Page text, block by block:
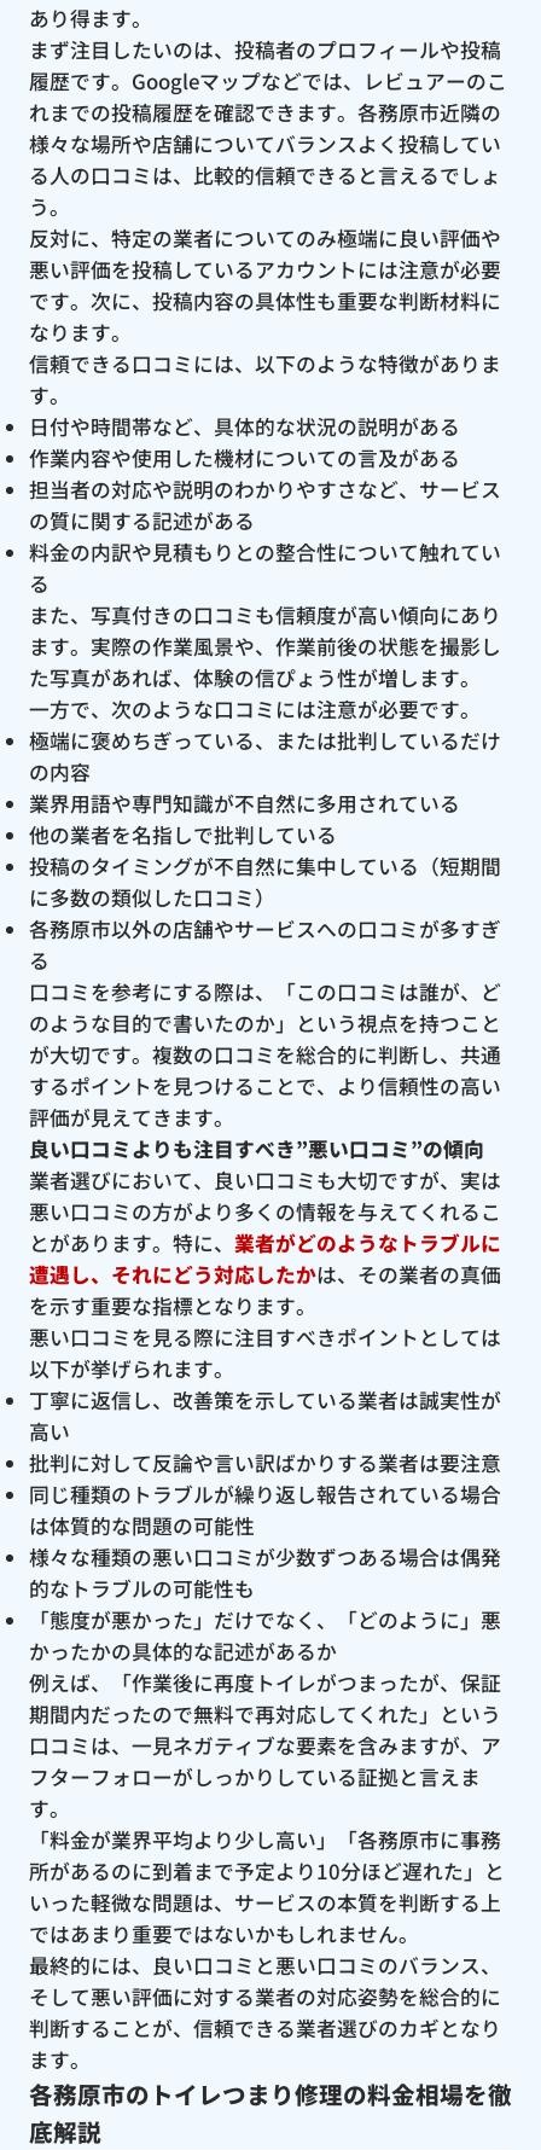
あり得ます。
まず注目したいのは、投稿者のプロフィールや投稿
履歴です。Googleマップなどでは、レビュアーのこ
れまでの投稿履歴を確認できます。各務原市近隣の
様々な場所や店舗についてバランスよく投稿してい
る人の口コミは、比較的信頼できると言えるでしょ
う。
反対に、特定の業者についてのみ極端に良い評価や
悪い評価を投稿しているアカウントには注意が必要
です。次に、投稿内容の具体性も重要な判断材料に
なります。
信頼できる口コミには、以下のような特徴がありま
す。
日付や時間帯など、具体的な状況の説明がある
作業内容や使用した機材についての言及がある
担当者の対応や説明のわかりやすさなど、サービス
の質に関する記述がある
料金の内訳や見積もりとの整合性について触れてい
る
また、写真付きの口コミも信頼度が高い傾向にあり
ます。実際の作業風景や、作業前後の状態を撮影し
た写真があれば、体験の信ぴょう性が増します。
一方で、次のような口コミには注意が必要です。
極端に褒めちぎっている、または批判しているだけ
の内容
業界用語や専門知識が不自然に多用されている
他の業者を名指しで批判している
投稿のタイミングが不自然に集中している（短期間
に多数の類似した口コミ）
各務原市以外の店舗やサービスへの口コミが多すぎ
る
口コミを参考にする際は、「この口コミは誰が、ど
のような目的で書いたのか」という視点を持つこと
が大切です。複数の口コミを総合的に判断し、共通
するポイントを見つけることで、より信頼性の高い
評価が見えてきます。
良い口コミよりも注目すべき”悪い口コミ”の傾向
業者選びにおいて、良い口コミも大切ですが、実は
悪い口コミの方がより多くの情報を与えてくれるこ
とがあります。特に、 業者がどのようなトラブルに
遭遇し、それにどう対応したかは、その業者の真価
を示す重要な指標となります。
悪い口コミを見る際に注目すべきポイントとしては
以下が挙げられます。
丁寧に返信し、改善策を示している業者は誠実性が
高い
批判に対して反論や言い訳ばかりする業者は要注意
同じ種類のトラブルが繰り返し報告されている場合
は体質的な問題の可能性
様々な種類の悪い口コミが少数ずつある場合は偶発
的なトラブルの可能性も
「態度が悪かった」だけでなく、「どのように」悪
かったかの具体的な記述があるか
例えば、「作業後に再度トイレがつまったが、保証
期間内だったので無料で再対応してくれた」という
口コミは、一見ネガティブな要素を含みますが、ア
フターフォローがしっかりしている証拠と言えま
す。
「料金が業界平均より少し高い」「各務原市に事務
所があるのに到着まで予定より10分ほど遅れた」と
いった軽微な問題は、サービスの本質を判断する上
ではあまり重要ではないかもしれません。
最終的には、良い口コミと悪い口コミのバランス、
そして悪い評価に対する業者の対応姿勢を総合的に
判断することが、信頼できる業者選びのカギとなり
ます。
各務原市のトイレつまり修理の料金相場を徹
底解説